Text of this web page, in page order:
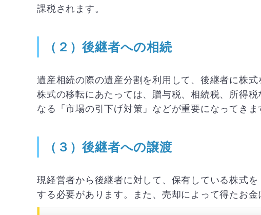
課税されます。
（２）後継者への相続
遺産相続の際の遺産分割を利用して、後継者に株式
株式の移転にあたっては、贈与税、相続税、所得
なる「市場の引下げ対策」などが重要になってきま
（３）後継者への譲渡
現経営者から後継者に対して、保有している株式
する必要があります。また、売却によって得たお